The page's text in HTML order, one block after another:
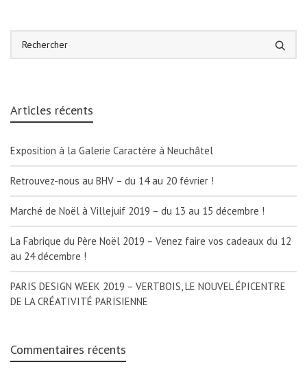
Articles récents
Exposition à la Galerie Caractère à Neuchâtel
Retrouvez-nous au BHV – du 14 au 20 février !
Marché de Noël à Villejuif 2019 – du 13 au 15 décembre !
La Fabrique du Père Noël 2019 – Venez faire vos cadeaux du 12
au 24 décembre !
PARIS DESIGN WEEK 2019 – VERTBOIS, LE NOUVEL ÉPICENTRE
DE LA CRÉATIVITÉ PARISIENNE
Commentaires récents